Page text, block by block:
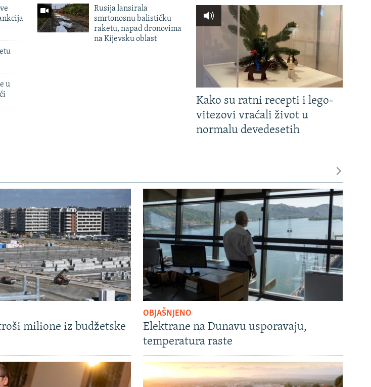
u
Rusija lansirala
smrtonosnu balističku
raketu, napad dronovima
na Kijevsku oblast
Kako su ratni recepti i lego-
vitezovi vraćali život u
normalu devedesetih
milione iz budžetske
OBJAŠNJENO
Elektrane na Dunavu usporavaju,
temperatura raste